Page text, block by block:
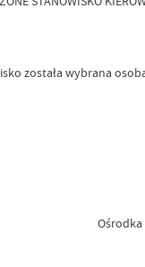
została wybrana